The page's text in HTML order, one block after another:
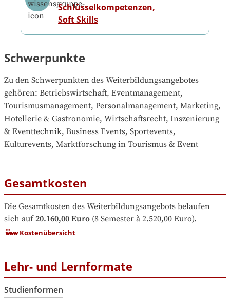
Schlüsselkompetenzen,
Soft Skills
Schwerpunkte
Zu den Schwerpunkten des Weiterbildungsangebotes
gehören: Betriebswirtschaft, Eventmanagement,
Tourismusmanagement, Personalmanagement, Marketing,
Hotellerie & Gastronomie, Wirtschaftsrecht, Inszenierung
& Eventtechnik, Business Events, Sportevents,
Kulturevents, Marktforschung in Tourismus & Event
Gesamtkosten
Die Gesamtkosten des Weiterbildungsangebots belaufen
sich auf 20.160,00 Euro (8 Semester à 2.520,00 Euro).
Kostenübersicht
Lehr- und Lernformate
Studienformen